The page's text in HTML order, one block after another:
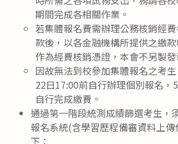
期間完成各相關作業。
若集體報名費需辦理公務核銷經
款後，以各金融機構所提供之繳
作為經費核銷憑證，本會不另製發
因故無法到校參加集體報名之考
22日17:00前自行辦理個別報名，
自行完成繳費。
通過第一階段統測成績篩選考生，
報名系統(含學習歷程備審資料上
下：